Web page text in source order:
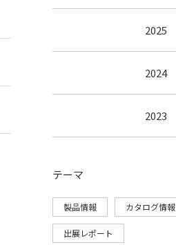
2025
2024
2023
テーマ
製品情報 カタログ情報
出展レポート